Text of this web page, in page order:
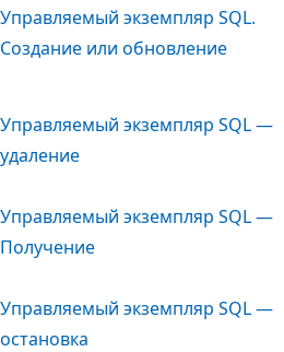
Управляемый экземпляр SQL.
Создание или обновление
Управляемый экземпляр SQL —
удаление
Управляемый экземпляр SQL —
Получение
Управляемый экземпляр SQL —
остановка